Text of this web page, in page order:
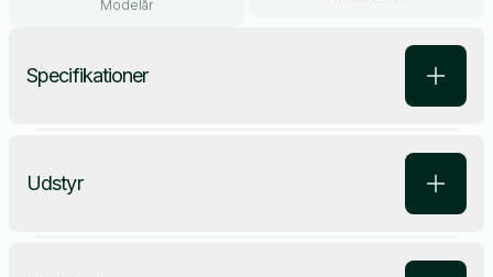
Modelår
Specifikationer
Udstyr